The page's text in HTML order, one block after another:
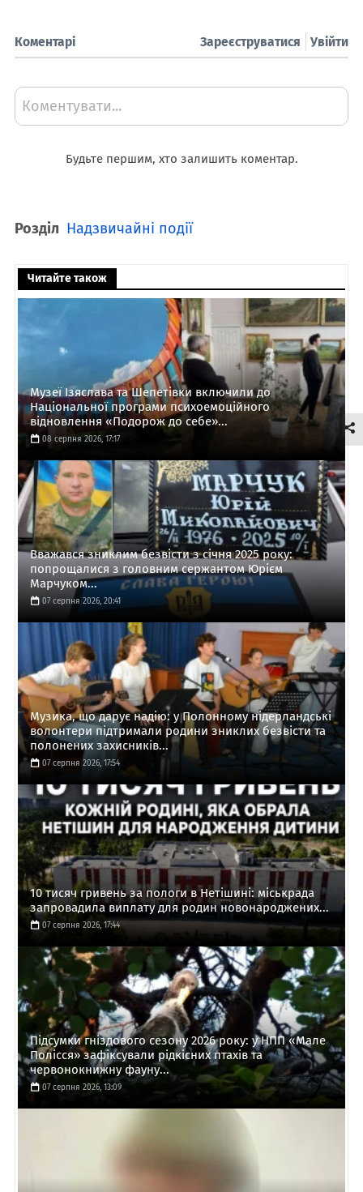
Коментарі Увійти
Зареєструватися
Коментувати...
Будьте першим, хто залишить коментар.
Розділ Надзвичайні події
Читайте також
Музеї Ізяслава та Шепетівки включили до
Національної програми психоемоційного
відновлення «Подорож до себе»...
08 серпня 2026, 17:17
Вважався зниклим безвісти з січня 2025 року:
попрощалися з головним сержантом Юрієм
Марчуком...
07 серпня 2026, 20:41
Музика, що дарує надію: у Полонному нідерландські
волонтери підтримали родини зниклих безвісти та
полонених захисників...
07 серпня 2026, 17:54
10 тисяч гривень за пологи в Нетішині: міськрада
запровадила виплату для родин новонароджених...
07 серпня 2026, 17:44
Підсумки гніздового сезону 2026 року: у НПП «Мале
Полісся» зафіксували рідкісних птахів та
червонокнижну фауну...
07 серпня 2026, 13:09